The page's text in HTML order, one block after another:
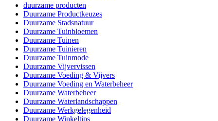
duurzame producten
Duurzame Productkeuzes
Duurzame Stadsnatuur
Duurzame Tuinbloemen
Duurzame Tuinen
Duurzame Tuinieren
Duurzame Tuinmode
Duurzame Vijvervissen
Duurzame Voeding & Vijvers
Duurzame Voeding en Waterbeheer
Duurzame Waterbeheer
Duurzame Waterlandschappen
Duurzame Werkgelegenheid
Duurzame Winkeltips